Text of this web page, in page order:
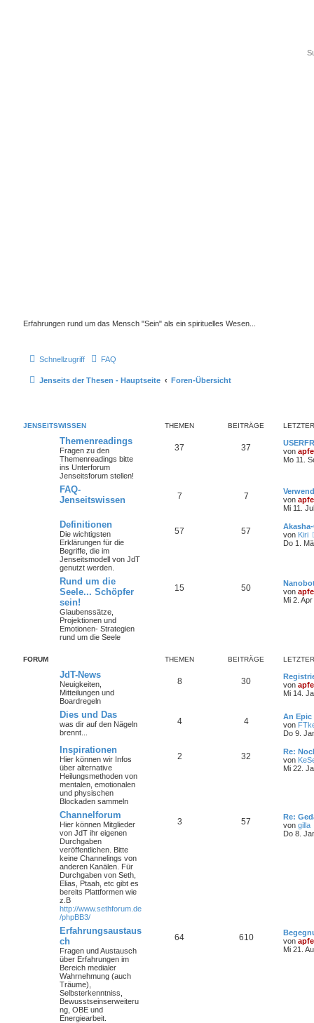
Erfahrungen rund um das Mensch "Sein" als ein spirituelles Wesen...
Schnellzugriff FAQ
Jenseits der Thesen - Hauptseite Foren-Übersicht
JENSEITSWISSEN THEMEN BEITRÄGE
Themenreadings
Fragen zu den
Themenreadings bitte
ins Unterforum
Jenseitsforum stellen!
37 37
von
Mo 11.
FAQ-
Jenseitswissen
7 7
von
Mi 11.
Definitionen
Die wichtigsten
Erklärungen für die
Begriffe, die im
Jenseitsmodell von JdT
genutzt werden.
57 57
von Kiri
Do 1.
Rund um die
Seele... Schöpfer
sein!
Glaubenssätze,
Projektionen und
Emotionen- Strategien
rund um die Seele
15 50
von
Mi 2.
FORUM THEMEN BEITRÄGE
JdT-News
Neuigkeiten,
Mitteilungen und
Boardregeln
8 30
von
Mi 14.
Dies und Das
was dir auf den Nägeln
brennt...
4 4
An Epic
von
Do 9.
Inspirationen
Hier können wir Infos
über alternative
Heilungsmethoden von
mentalen, emotionalen
und physischen
Blockaden sammeln
2 32
Re:
von
Mi 22.
Channelforum
Hier können Mitglieder
von JdT ihr eigenen
Durchgaben
veröffentlichen. Bitte
keine Channelings von
anderen Kanälen. Für
Durchgaben von Seth,
Elias, Ptaah, etc gibt es
bereits Plattformen wie
z.B
http://www.sethforum.de
/phpBB3/
3 57
Re:
von gilla
Do 8.
Erfahrungsaustaus
ch
Fragen und Austausch
über Erfahrungen im
Bereich medialer
Wahrnehmung (auch
Träume),
Selbsterkenntniss,
Bewusstseinserweiteru
ng, OBE und
Energiearbeit.
64 610
von
Mi 21.